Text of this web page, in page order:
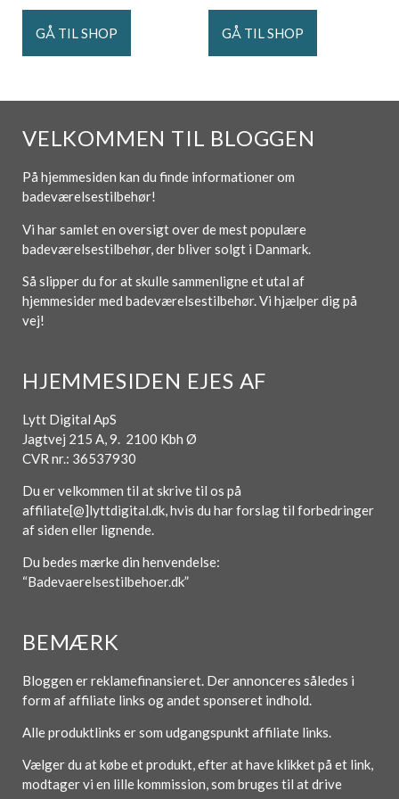
GÅ TIL SHOP GÅ TIL SHOP
VELKOMMEN TIL BLOGGEN
På hjemmesiden kan du finde informationer om
badeværelsestilbehør!
Vi har samlet en oversigt over de mest populære
badeværelsestilbehør, der bliver solgt i Danmark.
Så slipper du for at skulle sammenligne et utal af
hjemmesider med badeværelsestilbehør. Vi hjælper dig på
vej!
HJEMMESIDEN EJES AF
Lytt Digital ApS
Jagtvej 215 A, 9. 2100 Kbh Ø
CVR nr.: 36537930
Du er velkommen til at skrive til os på
affiliate[@]lyttdigital.dk, hvis du har forslag til forbedringer
af siden eller lignende.
Du bedes mærke din henvendelse:
“Badevaerelsestilbehoer.dk”
BEMÆRK
Bloggen er reklamefinansieret. Der annonceres således i
form af affiliate links og andet sponseret indhold.
Alle produktlinks er som udgangspunkt affiliate links.
Vælger du at købe et produkt, efter at have klikket på et link,
modtager vi en lille kommission, som bruges til at drive